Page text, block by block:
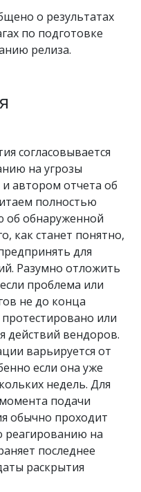
о результатах
по подготовке
релиза.
согласовывается
на угрозы
автором отчета об
полностью
обнаруженной
как станет понятно,
для
Разумно отложить
проблема или
не до конца
или
действий вендоров.
варьируется от
если она уже
недель. Для
подачи
обычно проходит
реагированию на
последнее
раскрытия